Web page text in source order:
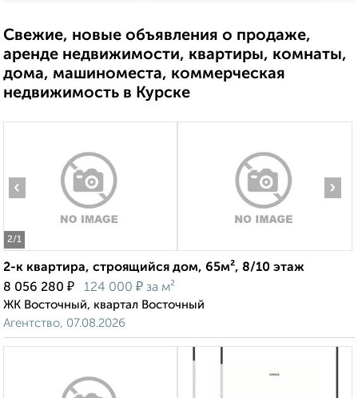
Свежие, новые объявления о продаже,
аренде недвижимости, квартиры, комнаты,
дома, машиноместа, коммерческая
недвижимость в Курске
2/1
‹ ›
2-к квартира, строящийся дом, 65м², 8/10 этаж
8 056 280 ₽ 124 000 ₽ за м²
ЖК Восточный, квартал Восточный
Агентство, 07.08.2026